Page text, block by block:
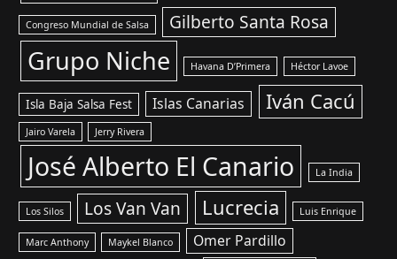
Congreso Mundial de Salsa Gilberto Santa Rosa
Grupo Niche Havana D’Primera Héctor Lavoe
Isla Baja Salsa Fest Islas Canarias Iván Cacú
Jairo Varela Jerry Rivera
José Alberto El Canario La India
Los Silos Los Van Van Lucrecia Luis Enrique
Marc Anthony Maykel Blanco Omer Pardillo